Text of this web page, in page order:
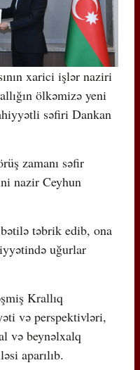
xarici işlər naziri
ölkəmizə yeni
səfiri Dankan
zamanı səfir
nazir Ceyhun
təbrik edib, ona
uğurlar
Krallıq
və perspektivləri,
və beynəlxalq
aparılıb.